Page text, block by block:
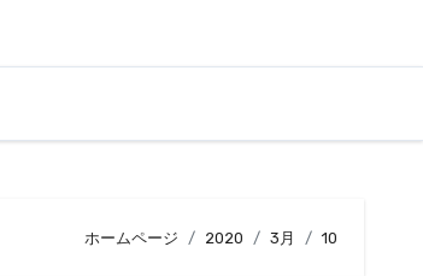
ホームページ 2020 3月 10